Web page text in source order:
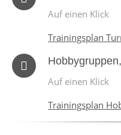
Auf einen Klick
Trainingsplan
Auf einen Klick
Trainingsplan